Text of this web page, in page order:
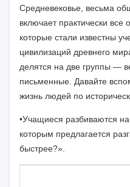
Средневековье, весь­ма
включает практически все
которые стали известны
цивилиза­ций древнего
делятся на две группы —
письменные. Давайте
жизнь людей по
•Учащиеся разбиваются
которым пред­лагается
быстрее?».